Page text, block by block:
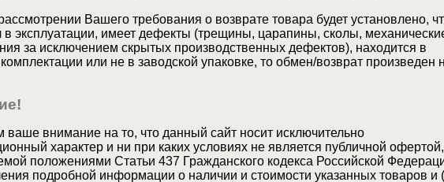
Вашего требования о возврате товара будет установлено,
в эксплуатации, имеет дефекты (трещины, царапины, сколы,
за исключением скрытых производственных дефектов), находится в
или не в заводской упаковке, то обмен/возврат произведен
внимание на то, что данный сайт носит исключительно
характер и ни при каких условиях не является публичной офертой,
положениями Статьи 437 Гражданского кодекса Российской
подробной информации о наличии и стоимости указанных товаров и